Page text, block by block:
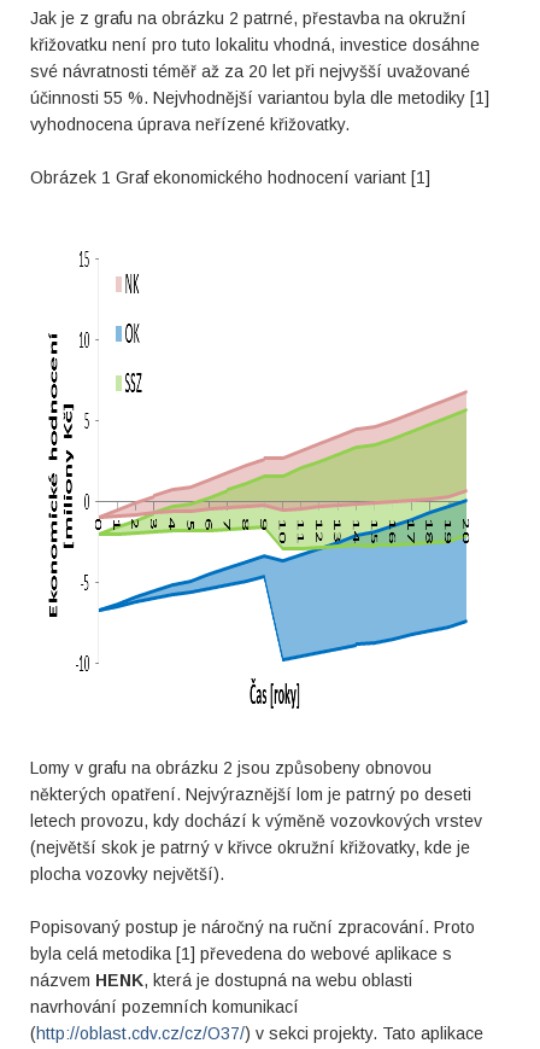
Jak je z grafu na obrázku 2 patrné, přestavba na okružní
křižovatku není pro tuto lokalitu vhodná, investice dosáhne
své návratnosti téměř až za 20 let při nejvyšší uvažované
účinnosti 55 %. Nejvhodnější variantou byla dle metodiky [1]
vyhodnocena úprava neřízené křižovatky.
Obrázek 1 Graf ekonomického hodnocení variant [1]
Lomy v grafu na obrázku 2 jsou způsobeny obnovou
některých opatření. Nejvýraznější lom je patrný po deseti
letech provozu, kdy dochází k výměně vozovkových vrstev
(největší skok je patrný v křivce okružní křižovatky, kde je
plocha vozovky největší).
Popisovaný postup je náročný na ruční zpracování. Proto
byla celá metodika [1] převedena do webové aplikace s
názvem HENK, která je dostupná na webu oblasti
navrhování pozemních komunikací
(http://oblast.cdv.cz/cz/O37/) v sekci projekty. Tato aplikace